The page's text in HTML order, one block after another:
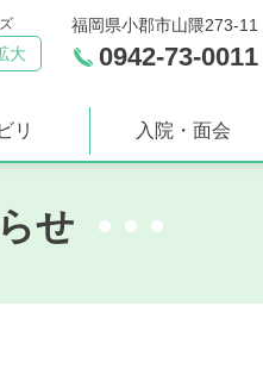
大
福岡県小郡市山隈273-11
0942-73-0011
リ 入院・面会
せ